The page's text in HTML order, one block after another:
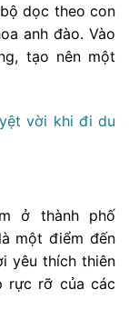
dọc theo con
anh đào. Vào
tạo nên một
vời khi đi du
ở thành phố
một điểm đến
yêu thích thiên
rực rỡ của các